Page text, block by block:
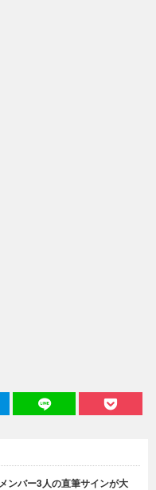
ンバー3人の直筆サインが大